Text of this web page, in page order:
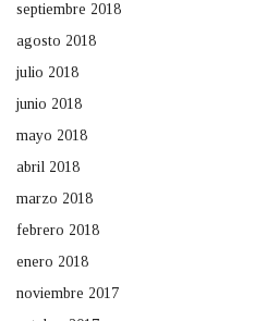
septiembre 2018
agosto 2018
julio 2018
junio 2018
mayo 2018
abril 2018
marzo 2018
febrero 2018
enero 2018
noviembre 2017